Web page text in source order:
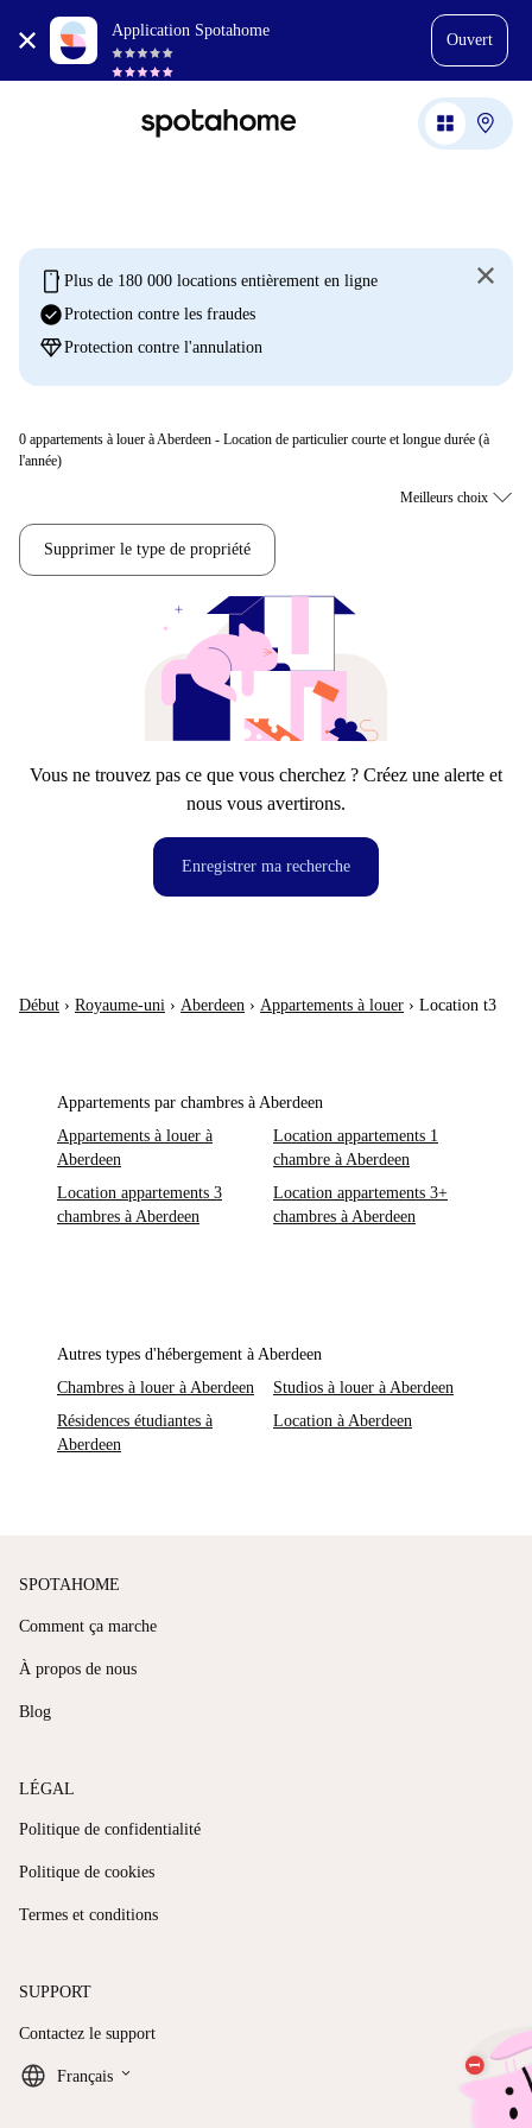
Application Spotahome
Ouvert
mobile Plus de 180 000 locations entièrement en ligne
check_circleProtection contre les fraudes
diamondProtection contre l'annulation
0 appartements à louer à Aberdeen - Location de particulier courte et longue durée (à
l'année)
Supprimer le type de propriété
Vous ne trouvez pas ce que vous cherchez ? Créez une alerte et
nous vous avertirons.
Enregistrer ma recherche
Début › Royaume-uni › Aberdeen › Appartements à louer › Location t3
Appartements par chambres à Aberdeen
Appartements à louer à
Aberdeen
Location appartements 1
chambre à Aberdeen
Location appartements 3
chambres à Aberdeen
Location appartements 3+
chambres à Aberdeen
Autres types d'hébergement à Aberdeen
Chambres à louer à Aberdeen
Studios à louer à Aberdeen
Résidences étudiantes à
Aberdeen
Location à Aberdeen
SPOTAHOME
Comment ça marche
À propos de nous
Blog
LÉGAL
Politique de confidentialité
Politique de cookies
Termes et conditions
SUPPORT
Contactez le support
Français keyboard_arrow_down